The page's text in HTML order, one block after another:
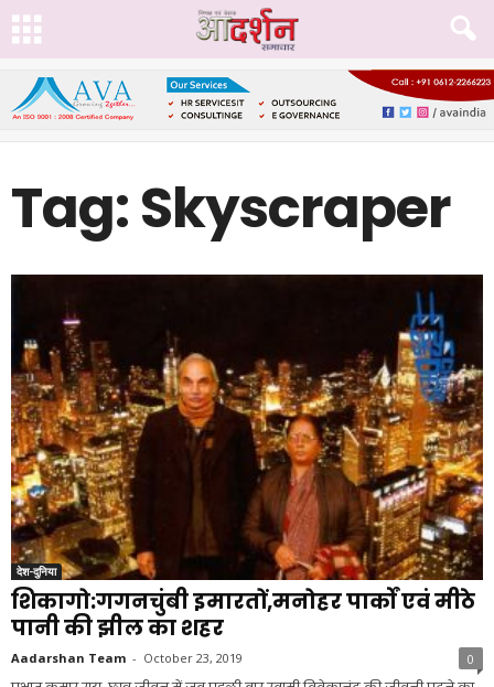
Tag: Skyscraper
देश-दुनिया
शिकागो:गगनचुंबी इमारतों,मनोहर पार्कों एवं मीठे
पानी की झील का शहर
Aadarshan Team - October 23, 2019 0